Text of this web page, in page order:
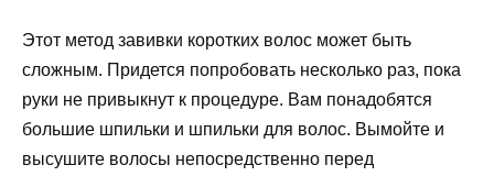
Этот метод завивки коротких волос может быть
сложным. Придется попробовать несколько раз, пока
руки не привыкнут к процедуре. Вам понадобятся
большие шпильки и шпильки для волос. Вымойте и
высушите волосы непосредственно перед